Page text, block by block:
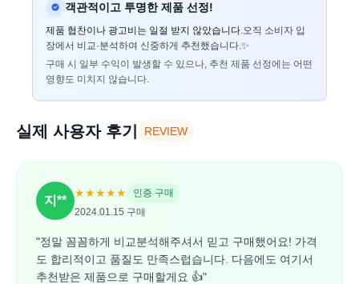
객관적이고 투명한 제품 선정!
제품 협찬이나 광고비는 일절 받지 않았습니다.오직 소비자 입
장에서 비교·분석하여 신중하게 추천했습니다.✨
구매 시 일부 수익이 발생할 수 있으나, 추천 제품 선정에는 어떤
영향도 미치지 않습니다.
실제 사용자 후기 REVIEW
지**
★★★★★
인증 구매
2024.01.15 구매
"정말 꼼꼼하게 비교분석해주셔서 믿고 구매했어요! 가격
도 합리적이고 품질도 만족스럽습니다. 다음에도 여기서
추천받은 제품으로 구매할게요 👍"